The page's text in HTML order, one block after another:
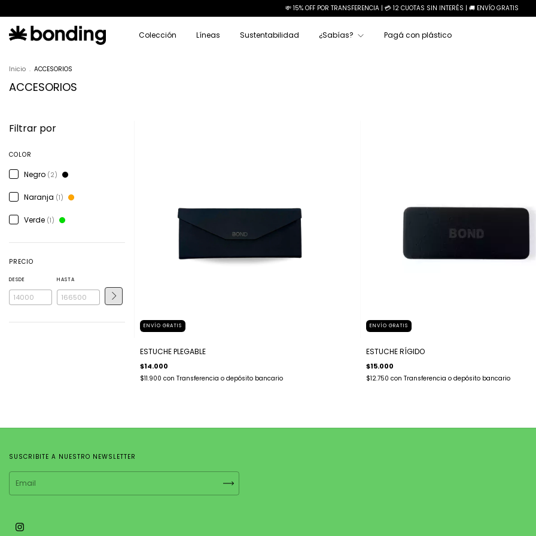
💸 15% OFF POR TRANSFERENCIA | 💳 12 CUOTAS SIN INTERÉS | 🚚 ENVÍO GRATIS
Colección Líneas Sustentabilidad ¿Sabías? Pagá con plástico
Inicio . ACCESORIOS
ACCESORIOS
Filtrar por
COLOR
Negro (2)
Naranja (1)
Verde (1)
PRECIO
DESDE HASTA
ENVÍO GRATIS
ESTUCHE PLEGABLE
$14.000
$11.900 con Transferencia o depósito bancario
ENVÍO GRATIS
ESTUCHE RÍGIDO
$15.000
$12.750con Transferencia o depósito bancario
SUSCRIBITE A NUESTRO NEWSLETTER